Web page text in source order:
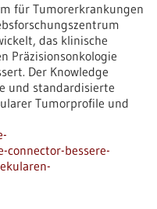
für Tumorerkrankungen
das klinische
Präzisionsonkologie
Der Knowledge
und standardisierte
Tumorprofile und
bessere-